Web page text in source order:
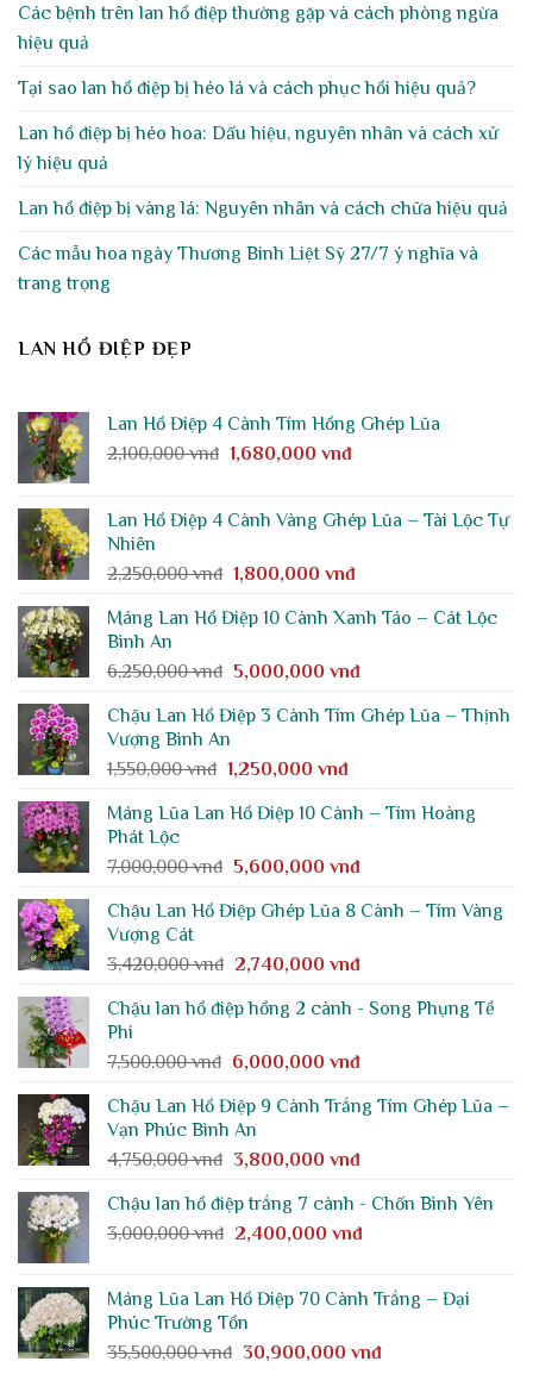
Các bệnh trên lan hồ điệp thường gặp và cách phòng ngừa
hiệu quả
Tại sao lan hồ điệp bị héo lá và cách phục hồi hiệu quả?
Lan hồ điệp bị héo hoa: Dấu hiệu, nguyên nhân và cách xử
lý hiệu quả
Lan hồ điệp bị vàng lá: Nguyên nhân và cách chữa hiệu quả
Các mẫu hoa ngày Thương Binh Liệt Sỹ 27/7 ý nghĩa và
trang trọng
LAN HỒ ĐIỆP ĐẸP
Lan Hồ Điệp 4 Cành Tím Hồng Ghép Lũa
2,100,000vnđ Giá
2,100,000 vnđ.
1,680,000 vnđGiá
là:
Lan Hồ Điệp 4 Cành Vàng Ghép Lũa – Tài Lộc Tự
Nhiên
2,250,000vnđ Giá
là:
1,800,000 vnđGiá
tại
1,800,000 vnđ.
Máng Lan Hồ Điệp 10 Cành Xanh Táo – Cát Lộc
Bình An
6,250,000vnđ Giá
là:
5,000,000 vnđGiá
tại
Chậu Lan Hồ Điệp 3 Cành Tím Ghép Lũa – Thịnh
Vượng Bình An
1,550,000vnđ Giá
là:
1,250,000 vnđGiá
tại
1,250,000 vnđ.
Máng Lũa Lan Hồ Điệp 10 Cành – Tím Hoàng
Phát Lộc
7,000,000vnđ Giá
là:
5,600,000 vnđGiá
tại
5,600,000 vnđ.
Chậu Lan Hồ Điệp Ghép Lũa 8 Cành – Tím Vàng
Vượng Cát
3,420,000vnđ Giá
là:
2,740,000 vnđGiá
tại
2,740,000 vnđ.
Chậu lan hồ điệp hồng 2 cành - Song Phụng Tề
Phi
7,500,000vnđ Giá
là:
7,500,000 vnđ.
6,000,000 vnđGiá
tại
6,000,000 vnđ.
Chậu Lan Hồ Điệp 9 Cành Trắng Tím Ghép Lũa –
Vạn Phúc Bình An
4,750,000vnđ Giá
là:
4,750,000 vnđ.
3,800,000 vnđGiá
tại
là:
Chậu lan hồ điệp trắng 7 cành - Chốn Bình Yên
3,000,000vnđ Giá
3,000,000 vnđ.
2,400,000 vnđGiá
là:
Máng Lũa Lan Hồ Điệp 70 Cành Trắng – Đại
Phúc Trường Tồn
35,500,000vnđ Giá
30,900,000 vnđGiá